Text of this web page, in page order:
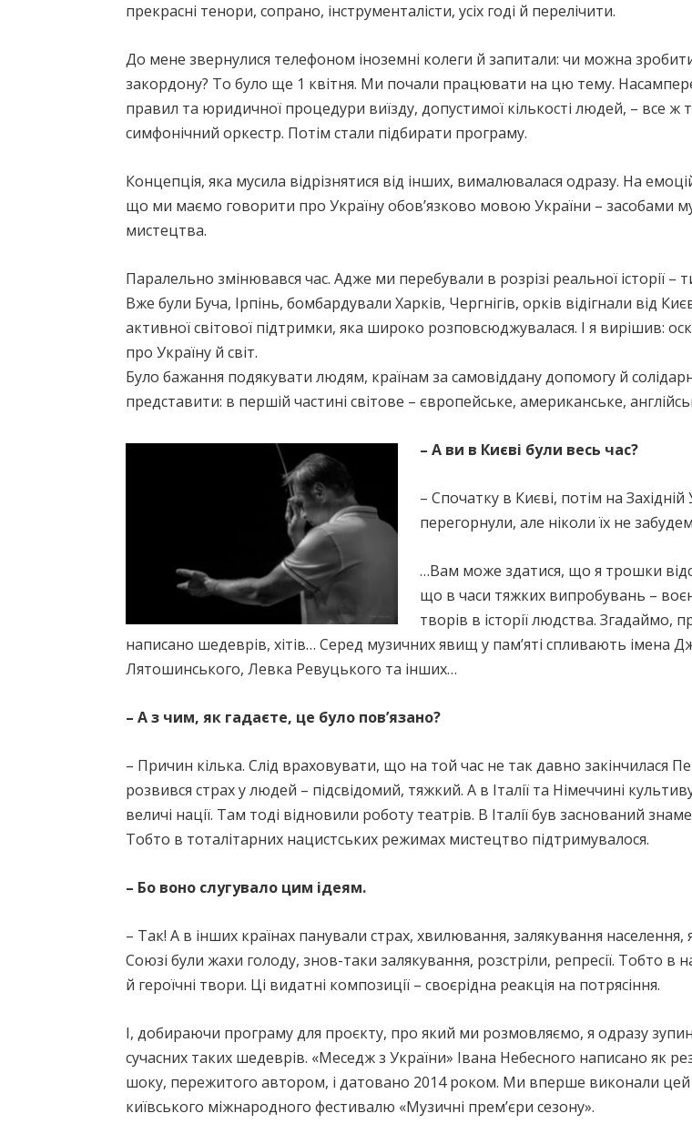
прекрасні тенори, сопрано, інструменталісти, усіх годі й перелічити.
До мене звернулися телефоном іноземні колеги й запитали: чи можна
закордону? То було ще 1 квітня. Ми почали працювати на цю тему.
правил та юридичної процедури виїзду, допустимої кількості людей, – все ж
симфонічний оркестр. Потім стали підбирати програму.
Концепція, яка мусила відрізнятися від інших, вималювалася одразу. На
що ми маємо говорити про Україну обов’язково мовою України – засобами
мистецтва.
Паралельно змінювався час. Адже ми перебували в розрізі реальної історії
Вже були Буча, Ірпінь, бомбардували Харків, Чергнігів, орків відігнали від
активної світової підтримки, яка широко розповсюджувалася. І я вирішив:
про Україну й світ.
Було бажання подякувати людям, країнам за самовіддану допомогу й
представити: в першій частині світове – європейське, американське,
– А ви в Києві були весь час?
– Спочатку в Києві, потім на
перегорнули, але ніколи їх не
…Вам може здатися, що я трошки
що в часи тяжких випробувань –
творів в історії людства. Згадаймо,
написано шедеврів, хітів… Серед музичних явищ у пам’яті спливають
Лятошинського, Левка Ревуцького та інших…
– А з чим, як гадаєте, це було пов’язано?
– Причин кілька. Слід враховувати, що на той час не так давно закінчилася
розвився страх у людей – підсвідомий, тяжкий. А в Італії та Німеччині
величі нації. Там тоді відновили роботу театрів. В Італії був заснований
Тобто в тоталітарних нацистських режимах мистецтво підтримувалося.
– Бо воно слугувало цим ідеям.
– Так! А в інших країнах панували страх, хвилювання, залякування
Союзі були жахи голоду, знов-таки залякування, розстріли, репресії. Тобто в
й героїчні твори. Ці видатні композиції – своєрідна реакція на потрясіння.
І, добираючи програму для проєкту, про який ми розмовляємо, я одразу
сучасних таких шедеврів. «Меседж з України» Івана Небесного написано як
шоку, пережитого автором, і датовано 2014 роком. Ми вперше виконали цей
київського міжнародного фестивалю «Музичні прем’єри сезону».